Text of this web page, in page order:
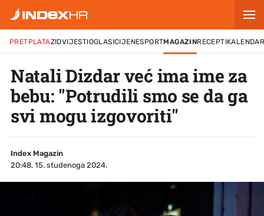
PRETPLATAZIDVIJESTIOGLASICIJENESPORTMAGAZINRECEPTI
Natali Dizdar već ima ime za
bebu: "Potrudili smo se da ga
svi mogu izgovoriti"
Index Magazin
20:48, 15. studenoga 2024.